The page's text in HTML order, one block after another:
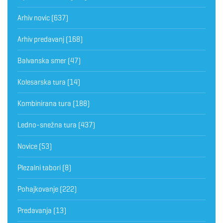
Arhiv novic (637)
Arhiv predavanj (168)
Balvanska smer (47)
Kolesarska tura (14)
Kombinirana tura (188)
Ledno-snežna tura (437)
Novice (53)
Plezalni tabori (8)
Pohajkovanje (222)
Predavanja (13)